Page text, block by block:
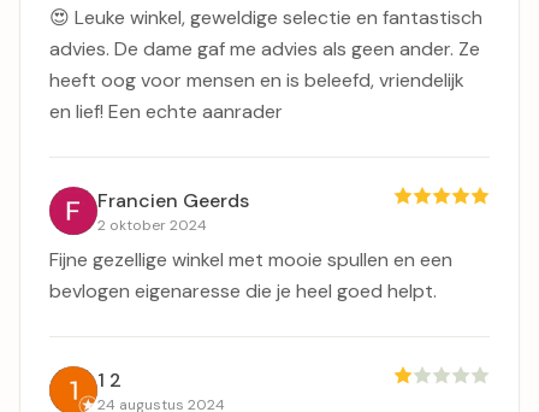
😍 Leuke winkel, geweldige selectie en fantastisch
advies. De dame gaf me advies als geen ander. Ze
heeft oog voor mensen en is beleefd, vriendelijk
en lief! Een echte aanrader
Francien Geerds
2 oktober 2024
Fijne gezellige winkel met mooie spullen en een
bevlogen eigenaresse die je heel goed helpt.
1 2
24 augustus 2024